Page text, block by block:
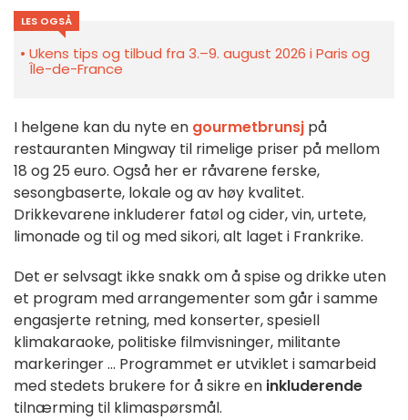
LES OGSÅ
Ukens tips og tilbud fra 3.–9. august 2026 i Paris og
Île-de-France
I helgene kan du nyte en gourmetbrunsj på
restauranten Mingway til rimelige priser på mellom
18 og 25 euro. Også her er råvarene ferske,
sesongbaserte, lokale og av høy kvalitet.
Drikkevarene inkluderer fatøl og cider, vin, urtete,
limonade og til og med sikori, alt laget i Frankrike.
Det er selvsagt ikke snakk om å spise og drikke uten
et program med arrangementer som går i samme
engasjerte retning, med konserter, spesiell
klimakaraoke, politiske filmvisninger, militante
markeringer ... Programmet er utviklet i samarbeid
med stedets brukere for å sikre en inkluderende
tilnærming til klimaspørsmål.